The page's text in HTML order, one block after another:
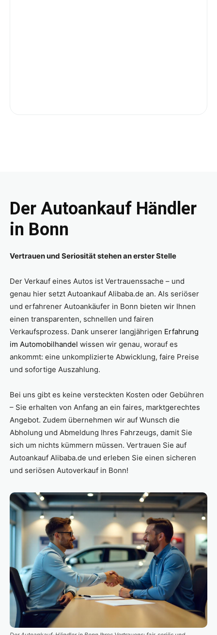
Der Autoankauf Händler
in Bonn
Vertrauen und Seriosität stehen an erster Stelle
Der Verkauf eines Autos ist Vertrauenssache – und
genau hier setzt Autoankauf Alibaba.de an. Als seriöser
und erfahrener Autoankäufer in Bonn bieten wir Ihnen
einen transparenten, schnellen und fairen
Verkaufsprozess. Dank unserer langjährigen Erfahrung
im Automobilhandel wissen wir genau, worauf es
ankommt: eine unkomplizierte Abwicklung, faire Preise
und sofortige Auszahlung.
Bei uns gibt es keine versteckten Kosten oder Gebühren
– Sie erhalten von Anfang an ein faires, marktgerechtes
Angebot. Zudem übernehmen wir auf Wunsch die
Abholung und Abmeldung Ihres Fahrzeugs, damit Sie
sich um nichts kümmern müssen. Vertrauen Sie auf
Autoankauf Alibaba.de und erleben Sie einen sicheren
und seriösen Autoverkauf in Bonn!